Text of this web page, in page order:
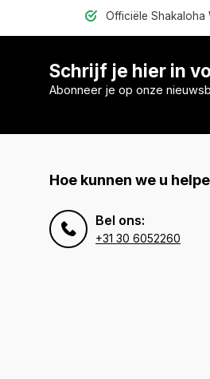
Officiële Shakaloha
Schrijf je hier in
Abonneer je op onze
Hoe kunnen we u
Bel ons:
+31 30 6052260